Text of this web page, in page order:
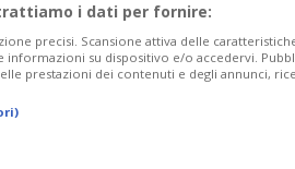
i dati per fornire:
precisi. Scansione attiva delle
informazioni su dispositivo e/o accedervi.
prestazioni dei contenuti e degli annunci,